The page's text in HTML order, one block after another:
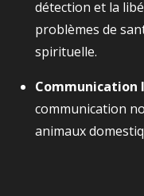
détection et la
problèmes de
spirituelle.
Communication
communication
animaux